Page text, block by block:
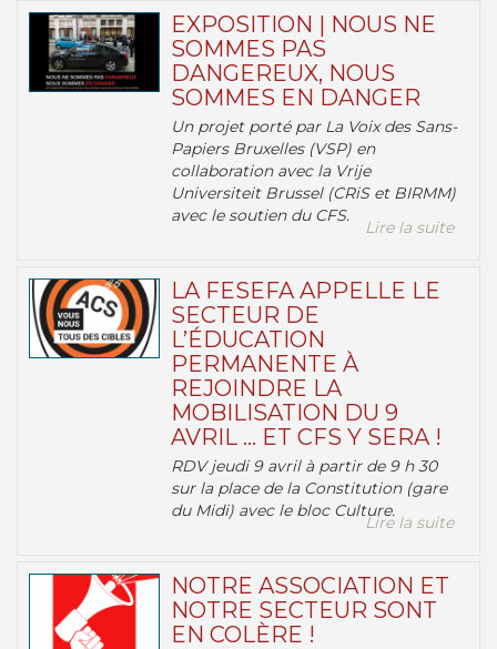
EXPOSITION | NOUS NE
SOMMES PAS
DANGEREUX, NOUS
SOMMES EN DANGER
Un projet porté par La Voix des Sans-
Papiers Bruxelles (VSP) en
collaboration avec la Vrije
Universiteit Brussel (CRiS et BIRMM)
avec le soutien du CFS.
Lire la suite
LA FESEFA APPELLE LE
SECTEUR DE
L’ÉDUCATION
PERMANENTE À
REJOINDRE LA
MOBILISATION DU 9
AVRIL … ET CFS Y SERA !
RDV jeudi 9 avril à partir de 9 h 30
sur la place de la Constitution (gare
du Midi) avec le bloc Culture.
Lire la suite
NOTRE ASSOCIATION ET
NOTRE SECTEUR SONT
EN COLÈRE !